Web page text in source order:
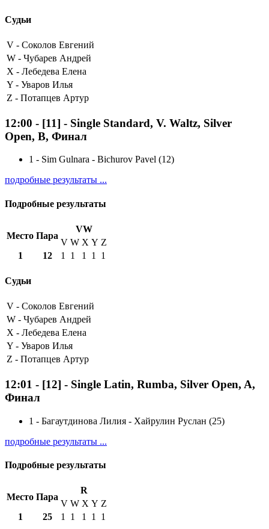
Судьи
V - Соколов Евгений
W - Чубарев Андрей
X - Лебедева Елена
Y - Уваров Илья
Z - Потапцев Артур
12:00 - [11] - Single Standard, V. Waltz, Silver
Open, B, Финал
1 - Sim Gulnara - Bichurov Pavel (12)
подробные результаты ...
Подробные результаты
Место Пара
VW
V W X Y Z
1
12 1 1 1 1 1
Судьи
V - Соколов Евгений
W - Чубарев Андрей
X - Лебедева Елена
Y - Уваров Илья
Z - Потапцев Артур
12:01 - [12] - Single Latin, Rumba, Silver Open, A,
Финал
1 - Багаутдинова Лилия - Хайрулин Руслан (25)
подробные результаты ...
Подробные результаты
Место Пара
R
V W X Y Z
1
25 1 1 1 1 1